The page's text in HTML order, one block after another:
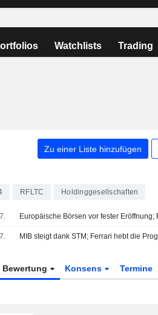
Watchlists Trading
Zu einer Liste hinzufügen
RFLTC Holdinggesellschaften
Bewertung Konsens Termine